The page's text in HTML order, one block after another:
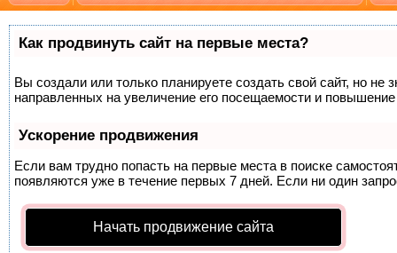
Как продвинуть сайт на первые места?
Вы создали или только планируете создать свой сайт, но не
направленных на увеличение его посещаемости и
Ускорение продвижения
Если вам трудно попасть на первые места в поиске
появляются уже в течение первых 7 дней. Если ни один
Начать продвижение сайта